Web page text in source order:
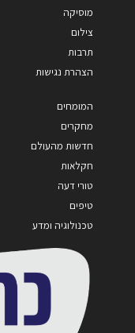
מוסיקה
צילום
תרבות
הצהרת נגישות
המומחים
מחקרים
חדשות מהעולם
חקלאות
טורי דעה
טיפים
טכנולוגיה ומדע